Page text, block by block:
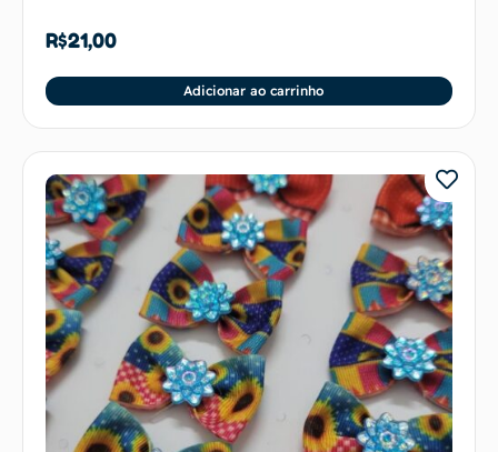
R$21,00
Adicionar ao carrinho